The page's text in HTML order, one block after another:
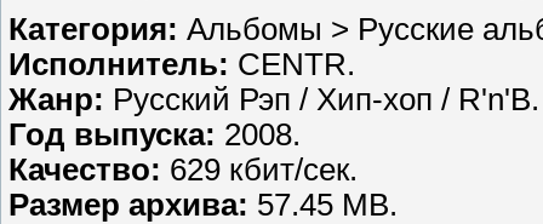
Категория: Альбомы > Русские
Исполнитель: CENTR.
Жанр: Русский Рэп / Хип-хоп / R'n'B.
Год выпуска: 2008.
Качество: 629 кбит/сек.
Размер архива: 57.45 MB.